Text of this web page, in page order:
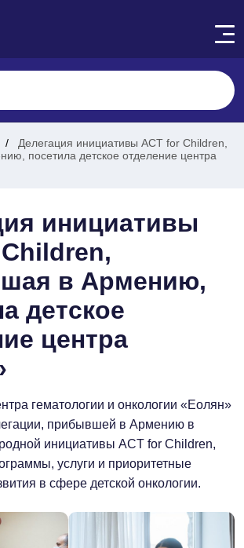
Делегация инициативы ACT for Children,
посетила детское отделение центра
инициативы
в Армению,
детское
центра
гематологии и онкологии «Еолян»
прибывшей в Армению в
инициативы ACT for Children,
услуги и приоритетные
в сфере детской онкологии.